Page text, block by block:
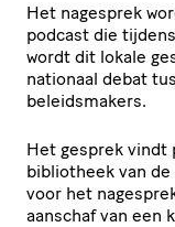
Het nagesprek
podcast die
wordt dit lokale
nationaal debat
beleidsmakers.
Het gesprek vindt
bibliotheek van
voor het
aanschaf van een